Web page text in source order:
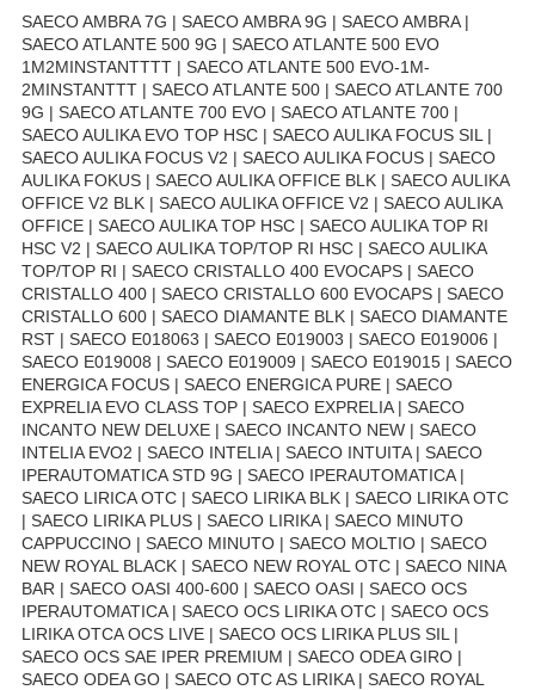
SAECO AMBRA 7G | SAECO AMBRA 9G | SAECO AMBRA |
SAECO ATLANTE 500 9G | SAECO ATLANTE 500 EVO
1M2MINSTANTTTT | SAECO ATLANTE 500 EVO-1M-
2MINSTANTTT | SAECO ATLANTE 500 | SAECO ATLANTE 700
9G | SAECO ATLANTE 700 EVO | SAECO ATLANTE 700 |
SAECO AULIKA EVO TOP HSC | SAECO AULIKA FOCUS SIL |
SAECO AULIKA FOCUS V2 | SAECO AULIKA FOCUS | SAECO
AULIKA FOKUS | SAECO AULIKA OFFICE BLK | SAECO AULIKA
OFFICE V2 BLK | SAECO AULIKA OFFICE V2 | SAECO AULIKA
OFFICE | SAECO AULIKA TOP HSC | SAECO AULIKA TOP RI
HSC V2 | SAECO AULIKA TOP/TOP RI HSC | SAECO AULIKA
TOP/TOP RI | SAECO CRISTALLO 400 EVOCAPS | SAECO
CRISTALLO 400 | SAECO CRISTALLO 600 EVOCAPS | SAECO
CRISTALLO 600 | SAECO DIAMANTE BLK | SAECO DIAMANTE
RST | SAECO E018063 | SAECO E019003 | SAECO E019006 |
SAECO E019008 | SAECO E019009 | SAECO E019015 | SAECO
ENERGICA FOCUS | SAECO ENERGICA PURE | SAECO
EXPRELIA EVO CLASS TOP | SAECO EXPRELIA | SAECO
INCANTO NEW DELUXE | SAECO INCANTO NEW | SAECO
INTELIA EVO2 | SAECO INTELIA | SAECO INTUITA | SAECO
IPERAUTOMATICA STD 9G | SAECO IPERAUTOMATICA |
SAECO LIRICA OTC | SAECO LIRIKA BLK | SAECO LIRIKA OTC
| SAECO LIRIKA PLUS | SAECO LIRIKA | SAECO MINUTO
CAPPUCCINO | SAECO MINUTO | SAECO MOLTIO | SAECO
NEW ROYAL BLACK | SAECO NEW ROYAL OTC | SAECO NINA
BAR | SAECO OASI 400-600 | SAECO OASI | SAECO OCS
IPERAUTOMATICA | SAECO OCS LIRIKA OTC | SAECO OCS
LIRIKA OTCA OCS LIVE | SAECO OCS LIRIKA PLUS SIL |
SAECO OCS SAE IPER PREMIUM | SAECO ODEA GIRO |
SAECO ODEA GO | SAECO OTC AS LIRIKA | SAECO ROYAL